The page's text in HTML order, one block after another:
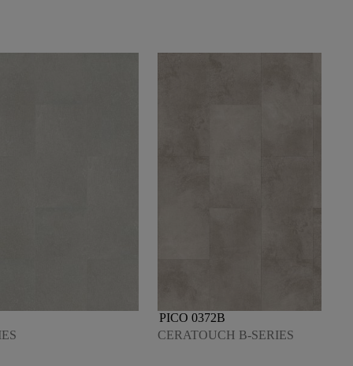
PICO 0372B
CERATOUCH B-SERIES